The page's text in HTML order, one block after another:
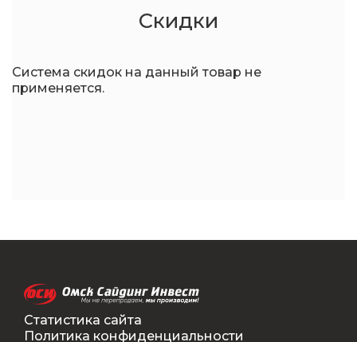
Скидки
Система скидок на данный товар не
применяется.
Статистика сайта
Политика конфиденциальности